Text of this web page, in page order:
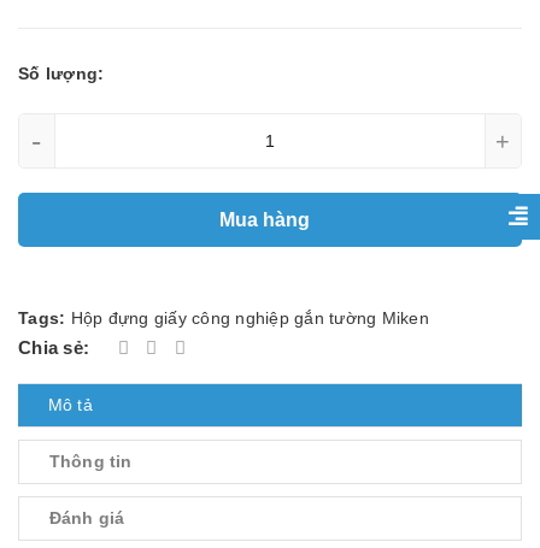
Số lượng:
- +
Mua hàng
Tags: Hộp đựng giấy công nghiệp gắn tường Miken
Chia sẻ:
Mô tả
Thông tin
Đánh giá